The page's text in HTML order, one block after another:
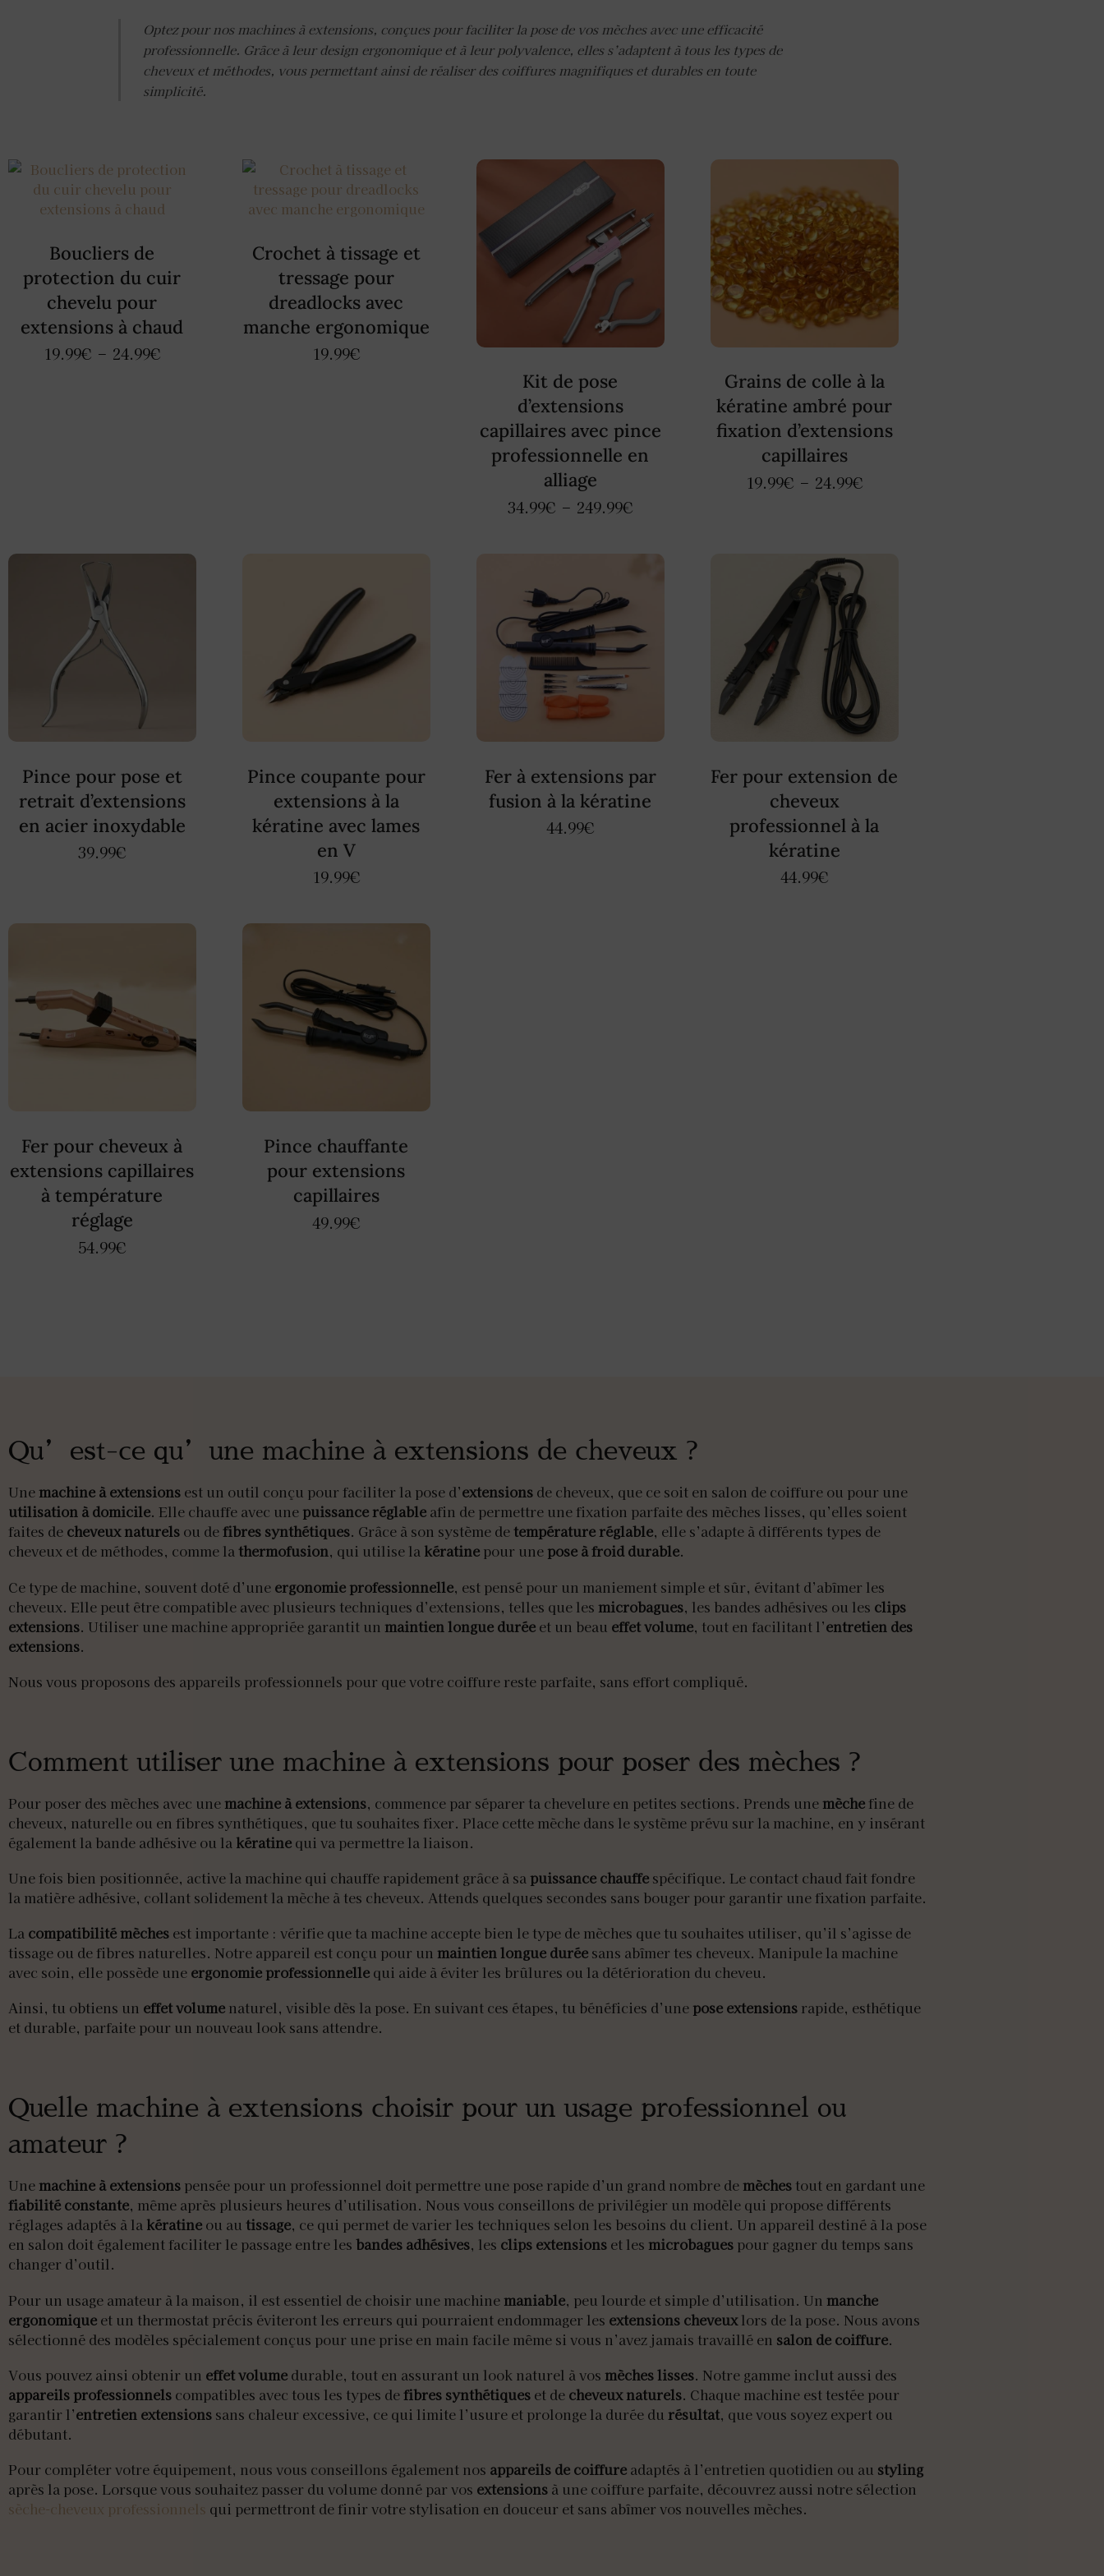
Optez pour nos machines à extensions, conçues pour faciliter la pose de vos mèches avec une efficacité
professionnelle. Grâce à leur design ergonomique et à leur polyvalence, elles s’adaptent à tous les types de
cheveux et méthodes, vous permettant ainsi de réaliser des coiffures magnifiques et durables en toute
simplicité.
Boucliers de
protection du cuir
chevelu pour
extensions à chaud
19.99€ – 24.99€
Crochet à tissage et
tressage pour
dreadlocks avec
manche ergonomique
19.99€
Kit de pose
d’extensions
capillaires avec pince
professionnelle en
alliage
34.99€ – 249.99€
Grains de colle à la
kératine ambré pour
fixation d’extensions
capillaires
19.99€ – 24.99€
Pince pour pose et
retrait d’extensions
en acier inoxydable
39.99€
Pince coupante pour
extensions à la
kératine avec lames
en V
19.99€
Fer à extensions par
fusion à la kératine
44.99€
Fer pour extension de
cheveux
professionnel à la
kératine
44.99€
Fer pour cheveux à
extensions capillaires
à température
réglage
54.99€
Pince chauffante
pour extensions
capillaires
49.99€
Qu’est-ce qu’une machine à extensions de cheveux ?
Unemachine à extensions est un outil conçu pour faciliter la pose d’extensions de cheveux, que ce soit en salon de coiffure ou pour une
utilisation à domicile. Elle chauffe avec une puissance réglable afin de permettre une fixation parfaite des mèches lisses, qu’elles soient
faites de cheveux naturels ou defibres synthétiques. Grâce à son système detempérature réglable, elle s’adapte à différents types de
cheveux et de méthodes, comme lathermofusion, qui utilise la kératine pour une pose à froid durable.
Ce type de machine, souvent doté d’une ergonomie professionnelle, est pensé pour un maniement simple et sûr, évitant d’abîmer les
cheveux. Elle peut être compatible avec plusieurs techniques d’extensions, telles que les microbagues, les bandes adhésives ou les clips
extensions. Utiliser une machine appropriée garantit un maintien longue durée et un beau effet volume, tout en facilitant l’entretien des
extensions.
Nous vous proposons des appareils professionnels pour que votre coiffure reste parfaite, sans effort compliqué.
Comment utiliser une machine à extensions pour poser des mèches ?
Pour poser des mèches avec une machine à extensions, commence par séparer ta chevelure en petites sections. Prends une mèche fine de
cheveux, naturelle ou en fibres synthétiques, que tu souhaites fixer. Place cette mèche dans le système prévu sur la machine, en y insérant
également la bande adhésive ou la kératine qui va permettre la liaison.
Une fois bien positionnée, active la machine qui chauffe rapidement grâce à sa puissance chauffe spécifique. Le contact chaud fait fondre
la matière adhésive, collant solidement la mèche à tes cheveux. Attends quelques secondes sans bouger pour garantir une fixation parfaite.
La compatibilité mèches est importante : vérifie que ta machine accepte bien le type de mèches que tu souhaites utiliser, qu’il s’agisse de
tissage ou de fibres naturelles. Notre appareil est conçu pour un maintien longue durée sans abîmer tes cheveux. Manipule la machine
avec soin, elle possède une ergonomie professionnelle qui aide à éviter les brûlures ou la détérioration du cheveu.
Ainsi, tu obtiens un effet volume naturel, visible dès la pose. En suivant ces étapes, tu bénéficies d’une pose extensions rapide, esthétique
et durable, parfaite pour un nouveau look sans attendre.
Quelle machine à extensions choisir pour un usage professionnel ou
amateur ?
Unemachine à extensions pensée pour un professionnel doit permettre une pose rapide d’un grand nombre de mèches tout en gardant une
fiabilité constante, même après plusieurs heures d’utilisation. Nous vous conseillons de privilégier un modèle qui propose différents
réglages adaptés à la kératine ou au tissage, ce qui permet de varier les techniques selon les besoins du client. Un appareil destiné à la pose
en salon doit également faciliter le passage entre les bandes adhésives, les clips extensions et les microbagues pour gagner du temps sans
changer d’outil.
Pour un usage amateur à la maison, il est essentiel de choisir une machine maniable, peu lourde et simple d’utilisation. Un manche
ergonomique et un thermostat précis éviteront les erreurs qui pourraient endommager les extensions cheveuxlors de la pose. Nous avons
sélectionné des modèles spécialement conçus pour une prise en main facile même si vous n’avez jamais travaillé en salon de coiffure.
Vous pouvez ainsi obtenir un effet volume durable, tout en assurant un look naturel à vos mèches lisses. Notre gamme inclut aussi des
appareils professionnels compatibles avec tous les types defibres synthétiques et de cheveux naturels. Chaque machine est testée pour
garantir l’entretien extensions sans chaleur excessive, ce qui limite l’usure et prolonge la durée du résultat, que vous soyez expert ou
débutant.
Pour compléter votre équipement, nous vous conseillons également nos appareils de coiffure adaptés à l’entretien quotidien ou au styling
après la pose. Lorsque vous souhaitez passer du volume donné par vos extensions à une coiffure parfaite, découvrez aussi notre sélection
sèche-cheveux professionnels qui permettront de finir votre stylisation en douceur et sans abîmer vos nouvelles mèches.